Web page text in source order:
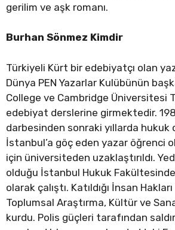
gerilim ve aşk romanı.
Burhan Sönmez Kimdir
Türkiyeli Kürt bir edebiyatçı olan
Dünya PEN Yazarlar Kulübünün
College ve Cambridge Üniversitesi
edebiyat derslerine girmektedir.
darbesinden sonraki yıllarda hukuk
İstanbul’a göç eden yazar öğrenci
için üniversiteden uzaklaştırıldı.
olduğu İstanbul Hukuk
olarak çalıştı. Katıldığı İnsan
Toplumsal Araştırma, Kültür ve
kurdu. Polis güçleri tarafından